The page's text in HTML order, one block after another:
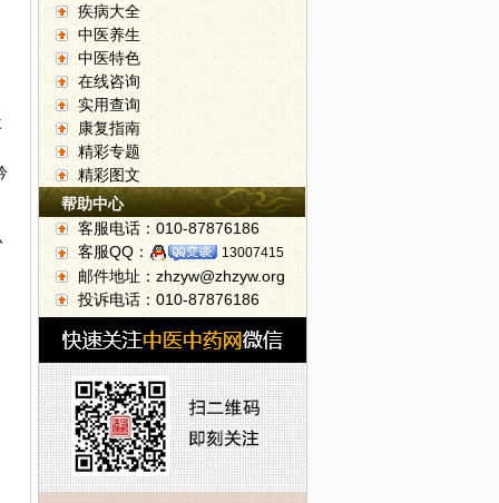
疾病大全
中医养生
中医特色
在线咨询
实用查询
康复指南
精彩专题
精彩图文
帮助中心
客服电话：010-87876186
客服QQ：
13007415
邮件地址：zhzyw@zhzyw.org
投诉电话：010-87876186